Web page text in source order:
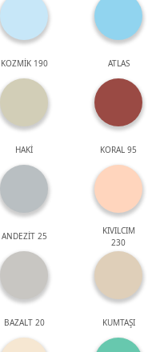
KOZMİK 190 ATLAS
HAKİ KORAL 95
ANDEZİT 25
KIVILCIM
230
BAZALT 20 KUMTAŞI